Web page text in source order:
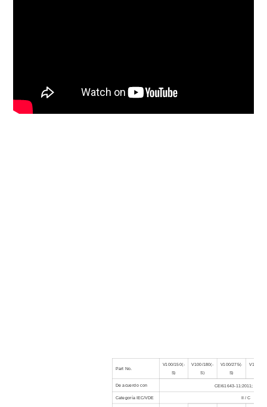
Part No.
V100/150(-
S)
V100/180(-
S)
V100/275(-
S)
V100/
De acuerdo con CEI61643-11:2011;
Categoría IEC/VDE II / C